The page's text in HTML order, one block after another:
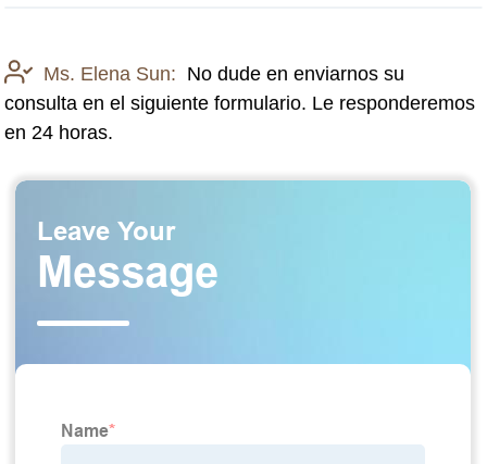
Ms. Elena Sun: No dude en enviarnos su
consulta en el siguiente formulario. Le responderemos
en 24 horas.